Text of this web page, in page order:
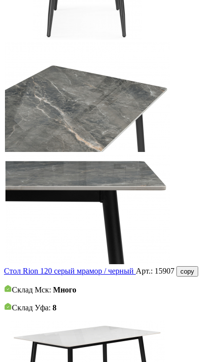
Стол Rion 120 серый мрамор / черный Арт.: 15907 copy
Склад Мск: Много
Склад Уфа: 8